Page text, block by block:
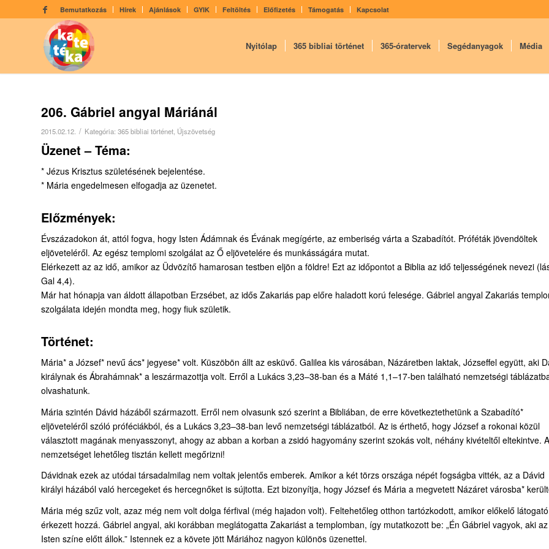
Bemutatkozás Hírek Ajánlások GYIK Feltöltés Előfizetés Támogatás Kapcsolat
Nyitólap 365 bibliai történet 365-óratervek Segédanyagok Média
206. Gábriel angyal Máriánál
2015.02.12. / Kategória: 365 bibliai történet Újszövetség
Üzenet – Téma:
* Jézus Krisztus születésének bejelentése.
* Mária engedelmesen elfogadja az üzenetet.
Előzmények:
Évszázadokon át, attól fogva, hogy Isten Ádám­nak és Évának megígérte, az emberiség várta a Szabadítót. Próféták jövendöltek
eljöveteléről. Az egész templomi szolgálat az Ő eljövetelére és mun­kásságára mutat.
Elérkezett az az idő, amikor az Üdvözítő hamarosan testben eljön a földre! Ezt az időpontot a Biblia az idő teljességének nevezi
Gal 4,4).
Már hat hónapja van áldott állapotban Erzsébet, az idős Zakariás pap előre haladott korú felesége. Gábriel angyal Zakariás
szolgálata idején mondta meg, hogy fiuk születik.
Történet:
Mária* a József* nevű ács* jegyese* volt. Küszöbön állt az esküvő. Galilea kis városában, Názáretben laktak, Józseffel együtt, aki
királynak és Ábrahámnak* a leszármazottja volt. Erről a Lukács 3,23–38-ban és a Máté 1,1–17-ben található nemzetségi
olvashatunk.
Mária szintén Dávid házáből származott. Erről nem olvasunk szó szerint a Bibliában, de erre következtethetünk a Szabadító*
eljöveteléről szóló próféciákból, és a Lukács 3,23–38-ban levő nemzetségi táblázatból. Az is érthető, hogy József a rokonai közül
választott magának menyasszonyt, ahogy az abban a korban a zsidó hagyomány szerint szokás volt, néhány kivételtől eltekintve. A
nemzetséget lehetőleg tisztán kellett megőrizni!
Dávidnak ezek az utódai társadalmilag nem voltak jelentős emberek. Amikor a két törzs országa népét fogságba vitték, az a Dávid
királyi házából való hercegeket és hercegnőket is sújtotta. Ezt bizonyítja, hogy József és Mária a megvetett Názáret városba*
Mária még szűz volt, azaz még nem volt dolga férfival (még hajadon volt). Feltehetőleg otthon tartózkodott, amikor előkelő látogató
érkezett hozzá. Gábriel angyal, aki korábban meglátogatta Zakariást a templomban, így mutatkozott be: „Én Gábriel vagyok, aki az
Isten színe előtt állok.” Istennek ez a követe jött Máriához nagyon különös üzenettel.